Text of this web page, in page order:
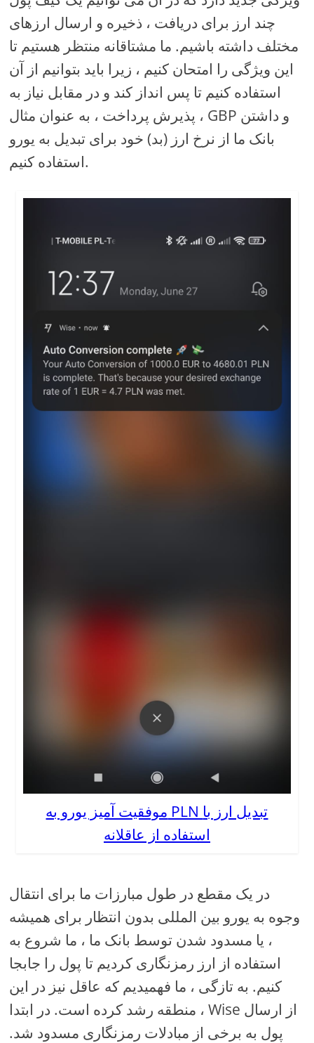
چند ارز برای دریافت ، ذخیره و ارسال ارزهای
مختلف داشته باشیم. ما مشتاقانه منتظر هستیم تا
این ویژگی را امتحان کنیم ، زیرا باید بتوانیم از آن
استفاده کنیم تا پس انداز کند و در مقابل نیاز به
پذیرش پرداخت ، به عنوان مثال ، GBP و داشتن
بانک ما از نرخ ارز (بد) خود برای تبدیل به یورو
استفاده کنیم.
موفقیت آمیز یورو به PLN تبدیل ارز با
استفاده از عاقلانه
در یک مقطع در طول مبارزات ما برای انتقال
وجوه به یورو بین المللی بدون انتظار برای همیشه
، یا مسدود شدن توسط بانک ما ، ما شروع به
استفاده از ارز رمزنگاری کردیم تا پول را جابجا
کنیم. به تازگی ، ما فهمیدیم که عاقل نیز در این
منطقه رشد کرده است. در ابتدا ، Wise از ارسال
پول به برخی از مبادلات رمزنگاری مسدود شد.